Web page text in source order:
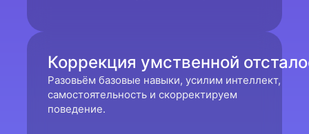
Коррекция умственной
Разовьём базовые навыки, усилим интеллект,
самостоятельность и скорректируем
поведение.